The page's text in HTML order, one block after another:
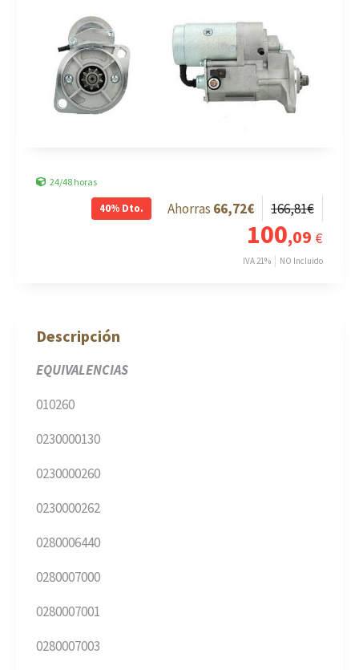
24/48 horas
40% Dto. 66,72€ 166,81€
100,09 €
IVA 21% NO Incluido
Descripción
EQUIVALENCIAS
010260
0230000130
0230000260
0230000262
0280006440
0280007000
0280007001
0280007003